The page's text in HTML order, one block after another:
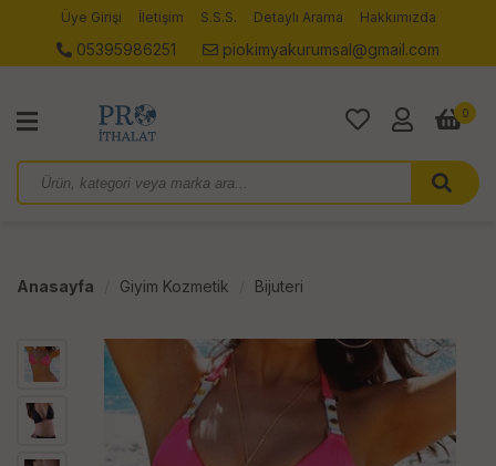
Üye Girişi İletişim S.S.S. Detaylı Arama Hakkımızda
05395986251 piokimyakurumsal@gmail.com
0
Anasayfa Giyim Kozmetik Bijuteri